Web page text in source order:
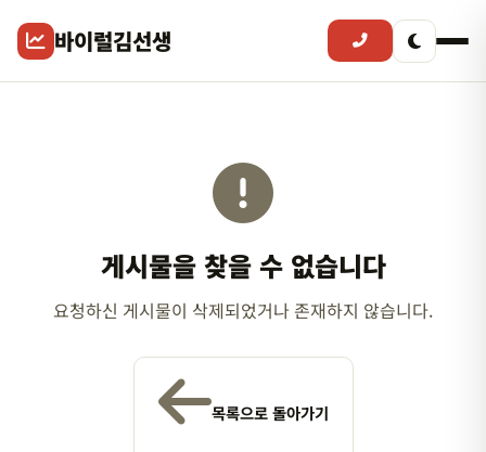
바이럴김선생
게시물을 찾을 수 없습니다
요청하신 게시물이 삭제되었거나 존재하지 않습니다.
목록으로 돌아가기